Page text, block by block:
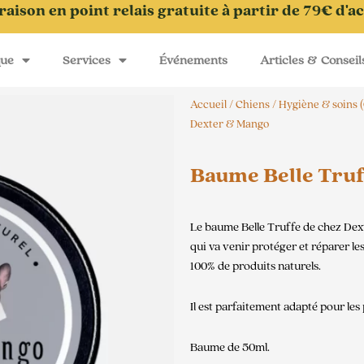
en point relais gratuite à partir de 79€
Services Événements Articles &
Accueil/Chiens/Hygiène & soins
Dexter & Mango
Baume Belle
Le baume Belle Truffe de chez
qui va venir protéger et réparer
100% de produits naturels.
Il est parfaitement adapté pour les
Baume de 50ml.